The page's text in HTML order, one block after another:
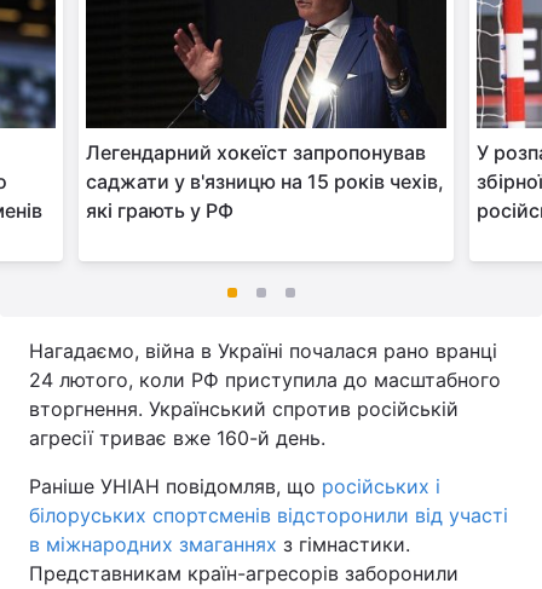
Легендарний хокеїст запропонував
саджати у в'язницю на 15 років чехів,
які грають у РФ
У
Нагадаємо, війна в Україні почалася рано вранці
24 лютого, коли РФ приступила до масштабного
вторгнення. Український спротив російській
агресії триває вже 160-й день.
Раніше УНІАН повідомляв, що російських і
білоруських спортсменів відсторонили від участі
в міжнародних змаганнях з гімнастики.
Представникам країн-агресорів заборонили